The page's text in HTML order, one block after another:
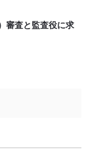
審査と監査役に求